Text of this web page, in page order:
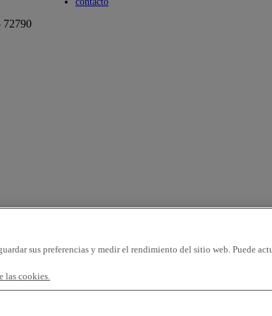
72790
sus preferencias y medir el rendimiento del sitio web. Puede
las cookies.